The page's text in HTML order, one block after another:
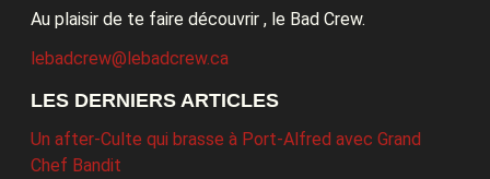
Au plaisir de te faire découvrir , le Bad Crew.
lebadcrew@lebadcrew.ca
LES DERNIERS ARTICLES
Un after-Culte qui brasse à Port-Alfred avec Grand
Chef Bandit